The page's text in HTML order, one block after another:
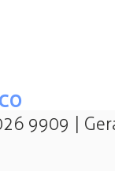
uso no sistema.
with the
The conflict
col
9909 |